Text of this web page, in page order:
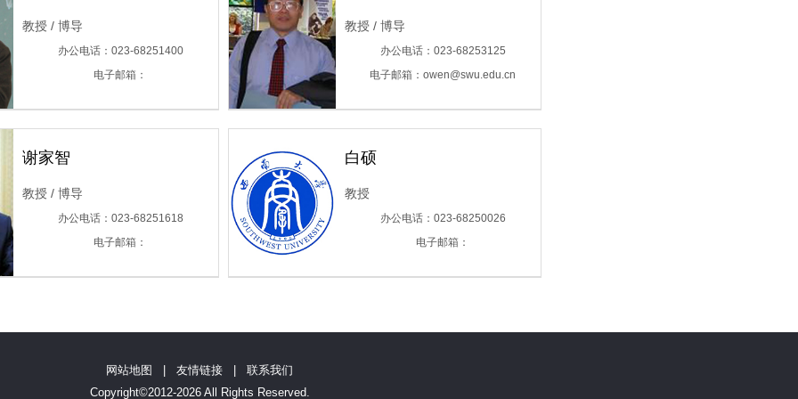
教授 / 博导
办公电话：023-68251400
电子邮箱：
教授 / 博导
办公电话：023-68253125
电子邮箱：owen@swu.edu.cn
谢家智
教授 / 博导
办公电话：023-68251618
电子邮箱：
白硕
教授
办公电话：023-68250026
电子邮箱：
网站地图 | 友情链接 | 联系我们
Copyright©2012-2026 All Rights Reserved.